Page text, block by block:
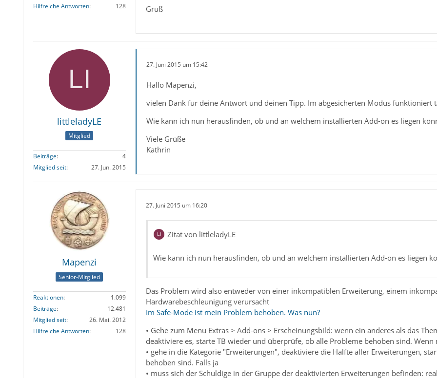
Hilfreiche Antworten
128
Gruß
littleladyLE
Mitglied
Beiträge
4
Mitglied seit
27. Jun. 2015
27. Juni 2015 um 15:42
Hallo Mapenzi,
vielen Dank für deine Antwort und deinen Tipp. Im abgesicherten Modus funktioniert
Wie kann ich nun herausfinden, ob und an welchem installierten Add-on es liegen
Viele Grüße
Kathrin
Mapenzi
Senior-Mitglied
Reaktionen
1.099
Beiträge
12.481
Mitglied seit
26. Mai. 2012
Hilfreiche Antworten
128
27. Juni 2015 um 16:20
Zitat von littleladyLE
Wie kann ich nun herausfinden, ob und an welchem installierten Add-on es liegen
Das Problem wird also entweder von einer inkompatiblen Erweiterung, einem
Hardwarebeschleunigung verursacht
Im Safe-Mode ist mein Problem behoben. Was nun?
• Gehe zum Menu Extras > Add-ons > Erscheinungsbild: wenn ein anderes als das
deaktiviere es, starte TB wieder und überprüfe, ob alle Probleme behoben sind. Wenn
• gehe in die Kategorie "Erweiterungen", deaktiviere die Hälfte aller Erweiterungen,
behoben sind. Falls ja
• muss sich der Schuldige in der Gruppe der deaktivierten Erweiterungen befinden: